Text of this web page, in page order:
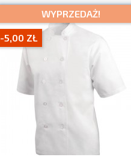
WYPRZEDAŻ!
-5,00 ZŁ